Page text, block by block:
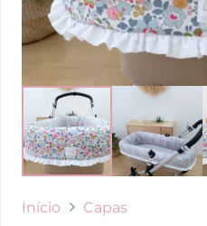
Início Capas